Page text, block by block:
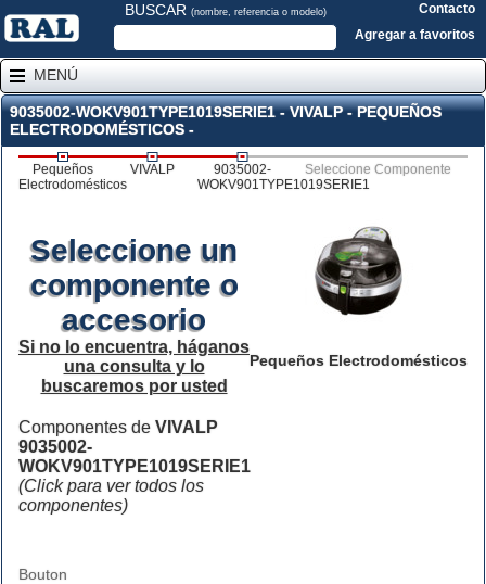
BUSCAR (nombre, referencia o modelo)
Contacto
Agregar a favoritos
MENÚ
9035002-WOKV901TYPE1019SERIE1 - VIVALP - PEQUEÑOS
ELECTRODOMÉSTICOS -
Pequeños
Electrodomésticos
VIVALP
9035002-
WOKV901TYPE1019SERIE1
Seleccione Componente
Pequeños Electrodomésticos
Seleccione un
componente o
accesorio
Si no lo encuentra, háganos
una consulta y lo
buscaremos por usted
Componentes de VIVALP
9035002-
WOKV901TYPE1019SERIE1
(Click para ver todos los
componentes)
Bouton